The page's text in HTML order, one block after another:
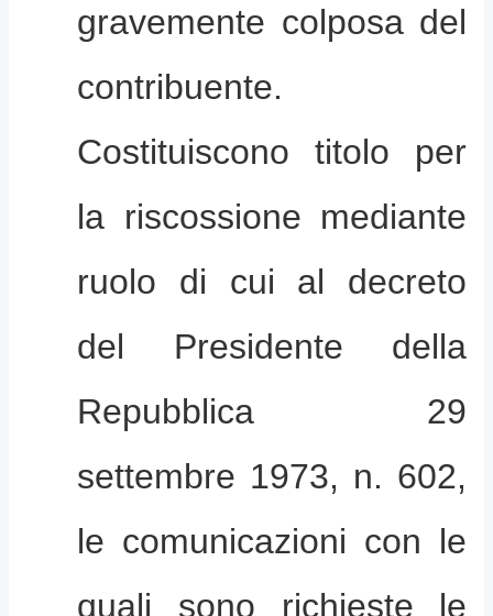
gravemente colposa del
contribuente.
Costituiscono titolo per
la riscossione mediante
ruolo di cui al decreto
del Presidente della
Repubblica 29
settembre 1973, n. 602,
le comunicazioni con le
quali sono richieste le